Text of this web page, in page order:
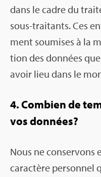
dans le cadre du
sous-trai­tants. Ces
ment sou­mises à la
tion des don­nées
avoir lieu dans le
4. Com­bien de
vos don­nées?
Nous ne conser­vons
carac­tère per­son­nel